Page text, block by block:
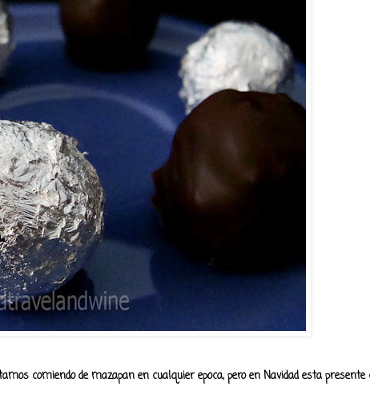
comiendo de mazapan en cualquier epoca, pero en Navidad esta presente